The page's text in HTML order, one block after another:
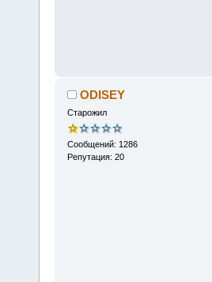
ODISEY
Старожил
Сообщений: 1286
Репутация: 20